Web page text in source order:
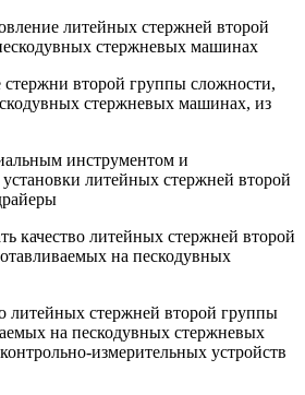
литейных стержней второй
стержневых машинах
стержни второй группы сложности,
стержневых машинах, из
инструментом и
литейных стержней второй
качество литейных стержней второй
на пескодувных
литейных стержней второй группы
на пескодувных стержневых
измерительных устройств